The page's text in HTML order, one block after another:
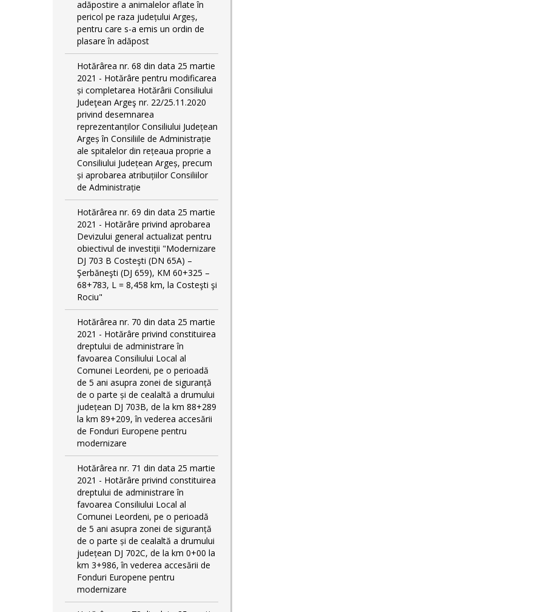
adăpostire a animalelor aflate în
pericol pe raza județului Argeș,
pentru care s-a emis un ordin de
plasare în adăpost
Hotărârea nr. 68 din data 25 martie
2021 - Hotărâre pentru modificarea
și completarea Hotărârii Consiliului
Judeţean Argeş nr. 22/25.11.2020
privind desemnarea
reprezentanților Consiliului Județean
Argeș în Consiliile de Administrație
ale spitalelor din rețeaua proprie a
Consiliului Județean Argeș, precum
și aprobarea atribuțiilor Consiliilor
de Administrație
Hotărârea nr. 69 din data 25 martie
2021 - Hotărâre privind aprobarea
Devizului general actualizat pentru
obiectivul de investiţii "Modernizare
DJ 703 B Costeşti (DN 65A) –
Şerbăneşti (DJ 659), KM 60+325 –
68+783, L = 8,458 km, la Costeşti şi
Rociu"
Hotărârea nr. 70 din data 25 martie
2021 - Hotărâre privind constituirea
dreptului de administrare în
favoarea Consiliului Local al
Comunei Leordeni, pe o perioadă
de 5 ani asupra zonei de siguranță
de o parte și de cealaltă a drumului
județean DJ 703B, de la km 88+289
la km 89+209, în vederea accesării
de Fonduri Europene pentru
modernizare
Hotărârea nr. 71 din data 25 martie
2021 - Hotărâre privind constituirea
dreptului de administrare în
favoarea Consiliului Local al
Comunei Leordeni, pe o perioadă
de 5 ani asupra zonei de siguranță
de o parte și de cealaltă a drumului
județean DJ 702C, de la km 0+00 la
km 3+986, în vederea accesării de
Fonduri Europene pentru
modernizare